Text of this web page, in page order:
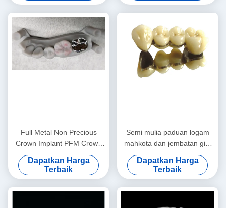
Full Metal Non Precious
Crown Implant PFM Crown
And Bridge Profesional
Dapatkan Harga
Terbaik
Semi mulia paduan logam
mahkota dan jembatan gigi
sementara mahkota
Dapatkan Harga
Terbaik